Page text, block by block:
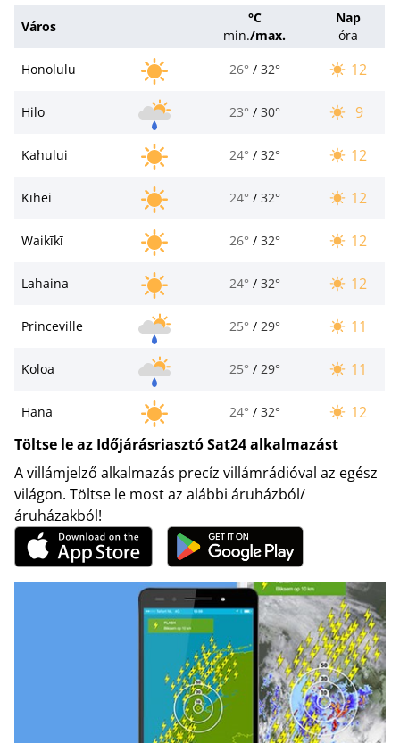
Város
°C
min./max.
Nap
óra
Honolulu
26° / 32° 12
Hilo 23° / 30° 9
Kahului 24° / 32° 12
Kīhei 24° / 32° 12
Waikīkī 26° / 32° 12
Lahaina 24° / 32° 12
Princeville 25° / 29° 11
Koloa 25° / 29° 11
Hana 24° / 32°
12
Töltse le az Időjárásriasztó Sat24 alkalmazást
A villámjelző alkalmazás precíz villámrádióval az egész
világon. Töltse le most az alábbi áruházból/
áruházakból!